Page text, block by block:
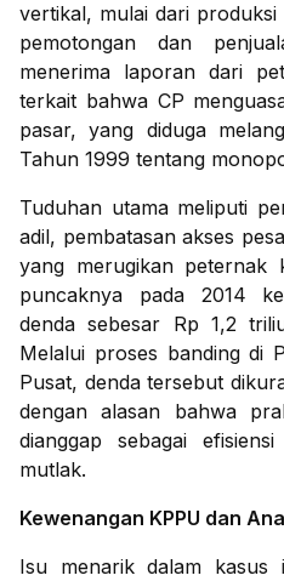
vertikal, mulai dari
pemotongan dan
menerima laporan dari
terkait bahwa CP
pasar, yang diduga
Tahun 1999 tentang
Tuduhan utama meliputi
adil, pembatasan akses
yang merugikan peternak
puncaknya pada 2014
denda sebesar Rp 1,2
Melalui proses banding di
Pusat, denda tersebut
dengan alasan bahwa
dianggap sebagai
mutlak.
Kewenangan KPPU dan
Isu menarik dalam kasus